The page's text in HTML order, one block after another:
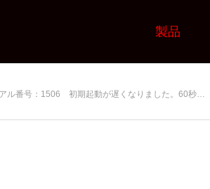
製品
ル番号：1506 初期起動が遅くなりました。60秒…